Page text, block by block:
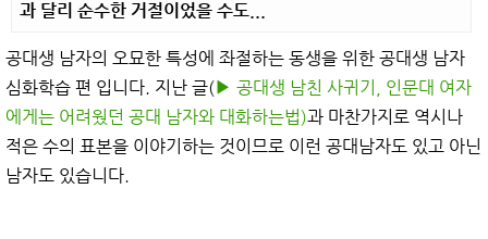
과 달리 순수한 거절이었을 수도...
공대생 남자의 오묘한 특성에 좌절하는 동생을 위한 공대생 남자
심화학습 편 입니다. 지난 글(▶︎ 공대생 남친 사귀기, 인문대 여자
에게는 어려웠던 공대 남자와 대화하는법)과 마찬가지로 역시나
적은 수의 표본을 이야기하는 것이므로 이런 공대남자도 있고 아닌
남자도 있습니다.